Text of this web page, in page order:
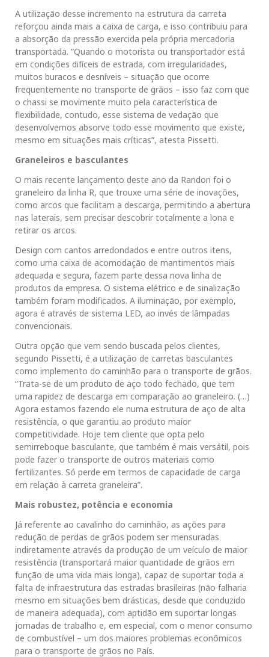
A utilização desse incremento na estrutura da carreta
reforçou ainda mais a caixa de carga, e isso contribuiu para
a absorção da pressão exercida pela própria mercadoria
transportada. “Quando o motorista ou transportador está
em condições difíceis de estrada, com irregularidades,
muitos buracos e desníveis – situação que ocorre
frequentemente no transporte de grãos – isso faz com que
o chassi se movimente muito pela característica de
flexibilidade, contudo, esse sistema de vedação que
desenvolvemos absorve todo esse movimento que existe,
mesmo em situações mais críticas”, atesta Pissetti.
Graneleiros e basculantes
O mais recente lançamento deste ano da Randon foi o
graneleiro da linha R, que trouxe uma série de inovações,
como arcos que facilitam a descarga, permitindo a abertura
nas laterais, sem precisar descobrir totalmente a lona e
retirar os arcos.
Design com cantos arredondados e entre outros itens,
como uma caixa de acomodação de mantimentos mais
adequada e segura, fazem parte dessa nova linha de
produtos da empresa. O sistema elétrico e de sinalização
também foram modificados. A iluminação, por exemplo,
agora é através de sistema LED, ao invés de lâmpadas
convencionais.
Outra opção que vem sendo buscada pelos clientes,
segundo Pissetti, é a utilização de carretas basculantes
como implemento do caminhão para o transporte de grãos.
“Trata-se de um produto de aço todo fechado, que tem
uma rapidez de descarga em comparação ao graneleiro. (…)
Agora estamos fazendo ele numa estrutura de aço de alta
resistência, o que garantiu ao produto maior
competitividade. Hoje tem cliente que opta pelo
semirreboque basculante, que também é mais versátil, pois
pode fazer o transporte de outros materiais como
fertilizantes. Só perde em termos de capacidade de carga
em relação à carreta graneleira”.
Mais robustez, potência e economia
Já referente ao cavalinho do caminhão, as ações para
redução de perdas de grãos podem ser mensuradas
indiretamente através da produção de um veículo de maior
resistência (transportará maior quantidade de grãos em
função de uma vida mais longa), capaz de suportar toda a
falta de infraestrutura das estradas brasileiras (não falharia
mesmo em situações bem drásticas, desde que conduzido
de maneira adequada), com aptidão em suportar longas
jornadas de trabalho e, em especial, com o menor consumo
de combustível – um dos maiores problemas econômicos
para o transporte de grãos no País.